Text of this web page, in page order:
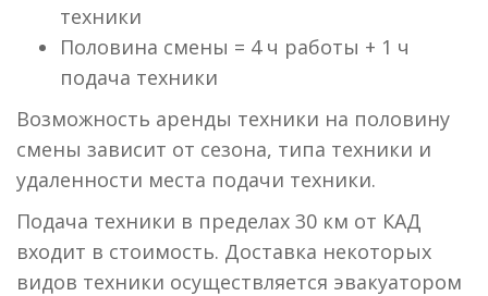
техники
Половина смены = 4 ч работы + 1 ч
подача техники
Возможность аренды техники на половину
смены зависит от сезона, типа техники и
удаленности места подачи техники.
Подача техники в пределах 30 км от КАД
входит в стоимость. Доставка некоторых
видов техники осуществляется эвакуатором